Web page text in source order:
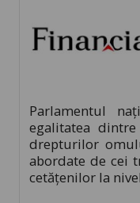
Parlamentul
egalitatea
drepturilor
abordate de cei
cetăţenilor la